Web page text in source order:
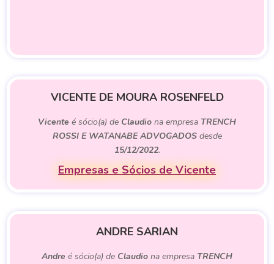
VICENTE DE MOURA ROSENFELD
Vicente é sócio(a) de Claudio na empresa TRENCH
ROSSI E WATANABE ADVOGADOSdesde
15/12/2022.
Empresas e Sócios de Vicente
ANDRE SARIAN
Andre é sócio(a) de Claudio na empresa TRENCH